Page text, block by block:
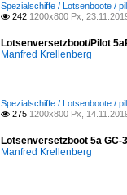
Spezialschiffe / Lotsenboote /
 242 1200x800 Px,
Lotsenversetzboot/Pilot
Manfred Krellenberg
Spezialschiffe / Lotsenboote /
 275 1200x800 Px,
Lotsenversetzboot 5a
Manfred Krellenberg